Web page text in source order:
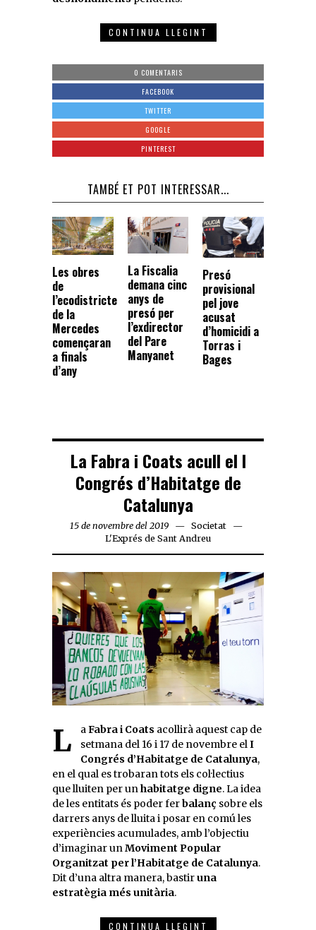
CONTINUA LLEGINT
0 COMENTARIS
FACEBOOK
TWITTER
GOOGLE
PINTEREST
TAMBÉ ET POT INTERESSAR...
Les obres
de
l’ecodistricte
de la
Mercedes
començaran
a finals
d’any
La Fiscalia
demana cinc
anys de
presó per
l’exdirector
del Pare
Manyanet
Presó
provisional
pel jove
acusat
d’homicidi a
Torras i
Bages
La Fabra i Coats acull el I
Congrés d’Habitatge de
Catalunya
15 de novembre del 2019
Societat
L'Exprés de Sant Andreu
LaFabra i Coats acollirà aquest cap de
setmana del 16 i 17 de novembre elI
Congrés d’Habitatge de Catalunya,
en el qual es trobaran tots els col·lectius
que lluiten per unhabitatge digne. La idea
de les entitats és poder ferbalanç sobre els
darrers anys de lluita i posar en comú les
experiències acumulades, amb l’objectiu
d’imaginar unMoviment Popular
Organitzat per l’Habitatge de Catalunya.
Dit d’una altra manera, bastiruna
estratègia més unitària.
CONTINUA LLEGINT